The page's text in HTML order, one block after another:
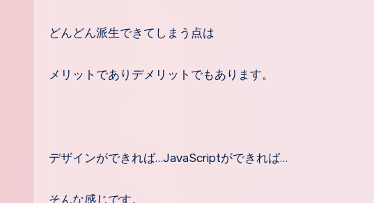
どんどん派生できてしまう点は
メリットでありデメリットでもあります。
デザインができれば…JavaScriptができれば…
そんな感じです。